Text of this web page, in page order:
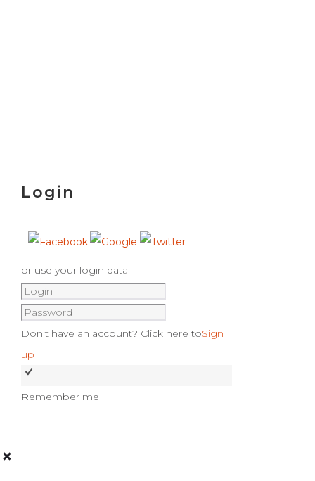
Login
or use your login data
Don't have an account? Click here toSign
up
Remember me